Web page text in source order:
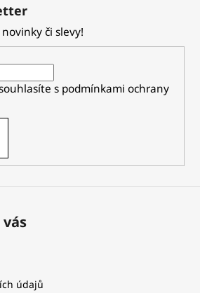
či slevy!
s podmínkami ochrany
údajů